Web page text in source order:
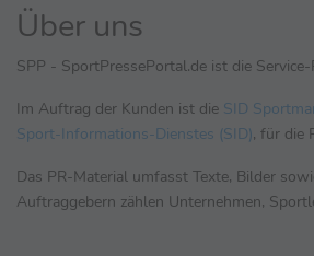
Über uns
SPP - SportPressePortal.de ist die
Im Auftrag der Kunden ist die SID
Sport-Informations-Dienstes (SID), für die
Das PR-Material umfasst Texte, Bilder
Auftraggebern zählen Unternehmen,